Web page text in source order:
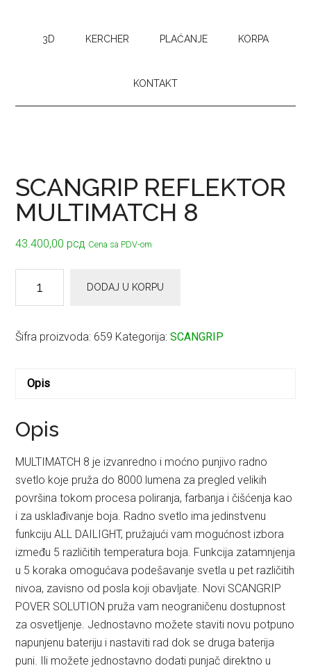
3D KERCHER PLAĆANJE KORPA
KONTAKT
SCANGRIP REFLEKTOR
MULTIMATCH 8
43.400,00 рсд Cena sa PDV-om
REFLEKTOR
8
DODAJ U KORPU
Šifra proizvoda: 659 Kategorija:SCANGRIP
Opis
Opis
MULTIMATCH 8 je izvanredno i moćno punjivo radno
svetlo koje pruža do 8000 lumena za pregled velikih
površina tokom procesa poliranja, farbanja i čišćenja kao
i za usklađivanje boja. Radno svetlo ima jedinstvenu
funkciju ALL DAILIGHT, pružajući vam mogućnost izbora
između 5 različitih temperatura boja. Funkcija zatamnjenja
u 5 koraka omogućava podešavanje svetla u pet različitih
nivoa, zavisno od posla koji obavljate. Novi SCANGRIP
POVER SOLUTION pruža vam neograničenu dostupnost
za osvetljenje. Jednostavno možete staviti novu potpuno
napunjenu bateriju i nastaviti rad dok se druga baterija
puni. Ili možete jednostavno dodati punjač direktno u